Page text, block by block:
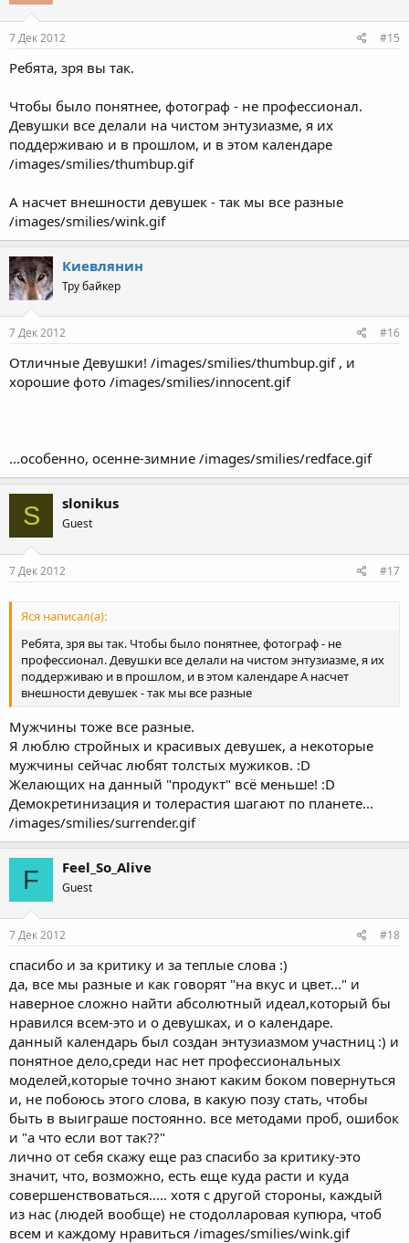
7 Дек 2012 #15
Ребята, зря вы так.
Чтобы было понятнее, фотограф - не профессионал.
Девушки все делали на чистом энтузиазме, я их
поддерживаю и в прошлом, и в этом календаре
/images/smilies/thumbup.gif
А насчет внешности девушек - так мы все разные
/images/smilies/wink.gif
Киевлянин
Тру байкер
7 Дек 2012 #16
Отличные Девушки! /images/smilies/thumbup.gif , и
хорошие фото /images/smilies/innocent.gif
...особенно, осенне-зимние /images/smilies/redface.gif
S slonikus
Guest
7 Дек 2012 #17
Яся написал(а):
Ребята, зря вы так. Чтобы было понятнее, фотограф - не
профессионал. Девушки все делали на чистом энтузиазме, я их
поддерживаю и в прошлом, и в этом календаре А насчет
внешности девушек - так мы все разные
Мужчины тоже все разные.
Я люблю стройных и красивых девушек, а некоторые
мужчины сейчас любят толстых мужиков. :D
Желающих на данный "продукт" всё меньше! :D
Демокретинизация и толерастия шагают по планете...
/images/smilies/surrender.gif
F Feel_So_Alive
Guest
7 Дек 2012 #18
спасибо и за критику и за теплые слова :)
да, все мы разные и как говорят "на вкус и цвет..." и
наверное сложно найти абсолютный идеал,который бы
нравился всем-это и о девушках, и о календаре.
данный календарь был создан энтузиазмом участниц :) и
понятное дело,среди нас нет профессиональных
моделей,которые точно знают каким боком повернуться
и, не побоюсь этого слова, в какую позу стать, чтобы
быть в выиграше постоянно. все методами проб, ошибок
и "а что если вот так??"
лично от себя скажу еще раз спасибо за критику-это
значит, что, возможно, есть еще куда расти и куда
совершенствоваться..... хотя с другой стороны, каждый
из нас (людей вообще) не стодолларовая купюра, чтоб
всем и каждому нравиться /images/smilies/wink.gif